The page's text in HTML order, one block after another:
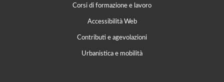
Corsi di formazione e lavoro
Accessibilità Web
Contributi e agevolazioni
Urbanistica e mobilità